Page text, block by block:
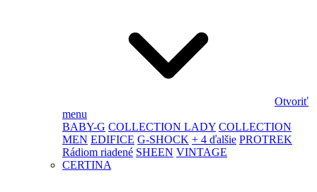
Otvoriť
menu
BABY-G COLLECTION LADY COLLECTION
MEN EDIFICE G-SHOCK + 4 ďalšie PROTREK
Rádiom riadené SHEEN VINTAGE
CERTINA